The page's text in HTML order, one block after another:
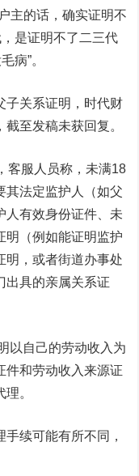
主的话，确实证明不
是证明不了二三代
病”。
关系证明，时代财
至发稿未获回复。
服人员称，未满18
其法定监护人（如父
人有效身份证件、未
明（例如能证明监护
明，或者街道办事处
出具的亲属关系证
自己的劳动收入为
件和劳动收入来源证
。
续可能有所不同，